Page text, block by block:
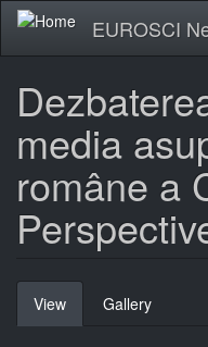
Skip
main
EUROSCI
media
române a
Primary
tabs
View (active
tab)
Gallery